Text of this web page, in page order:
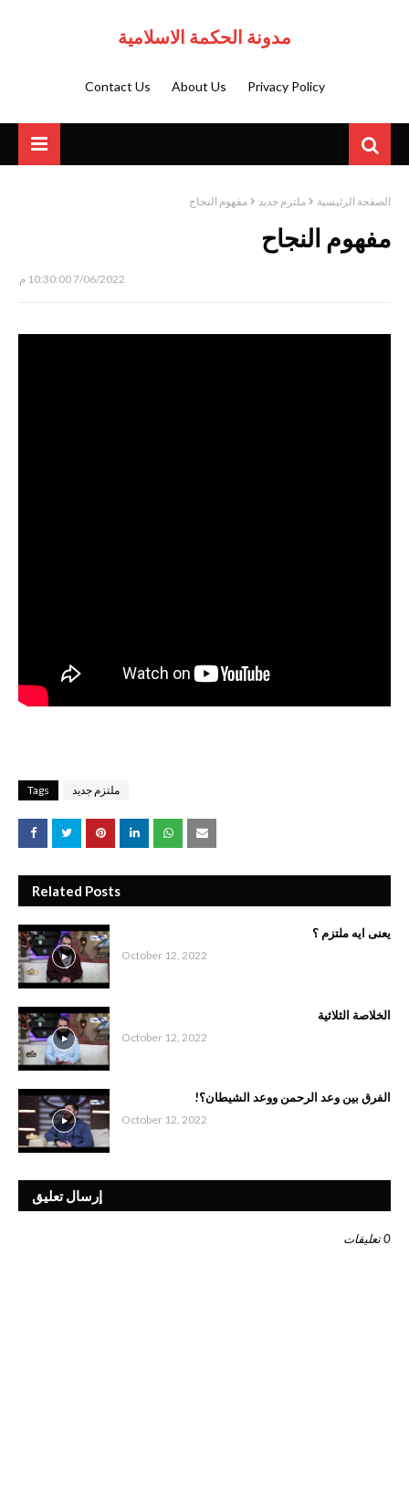
مدونة الحكمة الاسلامية
Privacy Policy
About Us
Contact Us
الصفحة الرئيسية ملتزم جديد مفهوم النجاح
مفهوم النجاح
7/06/2022 10:30:00 م
Tags ملتزم جديد
Related Posts
يعنى ايه ملتزم ؟
October 12, 2022
الخلاصة الثلاثية
October 12, 2022
الفرق بين وعد الرحمن ووعد الشيطان؟!
October 12, 2022
إرسال تعليق
0 تعليقات